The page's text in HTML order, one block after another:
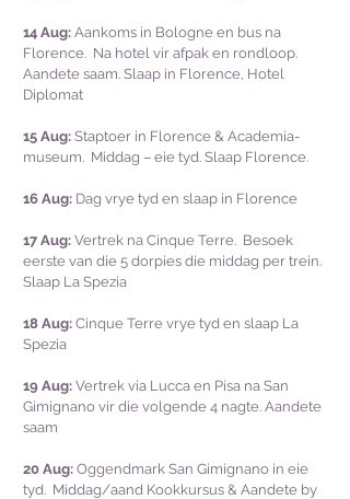
14 Aug: Aankoms in Bologne en bus na
Florence. Na hotel vir afpak en rondloop.
Aandete saam. Slaap in Florence, Hotel
Diplomat
15 Aug: Staptoer in Florence & Academia-
museum. Middag – eie tyd. Slaap Florence.
16 Aug: Dag vrye tyd en slaap in Florence
17 Aug: Vertrek na Cinque Terre. Besoek
eerste van die 5 dorpies die middag per trein.
Slaap La Spezia
18 Aug: Cinque Terre vrye tyd en slaap La
Spezia
19 Aug: Vertrek via Lucca en Pisa na San
Gimignano vir die volgende 4 nagte. Aandete
saam
20 Aug: Oggendmark San Gimignano in eie
tyd. Middag/aand Kookkursus & Aandete by